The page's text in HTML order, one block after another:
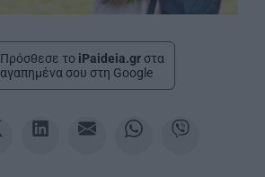
Πρόσθεσε το iPaideia.gr στα
αγαπημένα σου στη Google